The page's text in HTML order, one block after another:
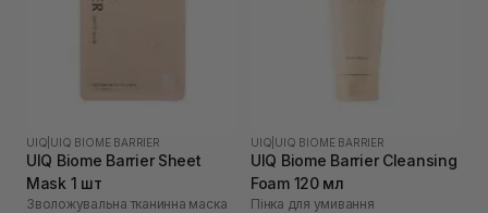
UIQ UIQ BIOME BARRIER
UIQ Biome Barrier Sheet
Mask 1 шт
Зволожувальна тканинна маска
UIQ UIQ BIOME BARRIER
UIQ Biome Barrier Cleansing
Foam 120 мл
Пінка для умивання